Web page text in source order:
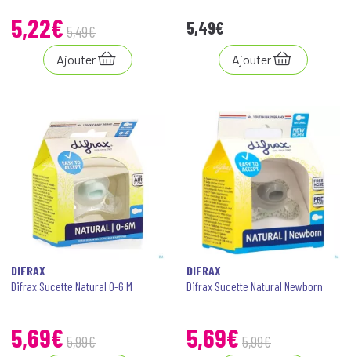
5,22€ 5,49€
Ajouter
5,49€
Ajouter
DIFRAX
Difrax Sucette Natural 0-6 M
5,69€ 5,99€
DIFRAX
Difrax Sucette Natural Newborn
5,69€ 5,99€